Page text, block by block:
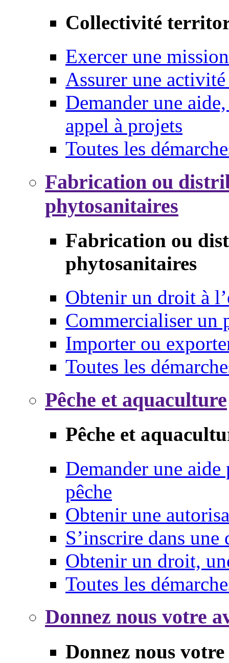
Collectivité
Exercer une mission
Assurer une
Demander une
appel à projets
Toutes les
Fabrication ou
phytosanitaires
Fabrication ou
phytosanitaires
Obtenir un droit à
Commercialiser un
Importer ou
Toutes les
Pêche et aquaculture
Pêche et
Demander une
pêche
Obtenir une
S’inscrire dans une
Obtenir un droit,
Toutes les
Donnez nous votre
Donnez nous